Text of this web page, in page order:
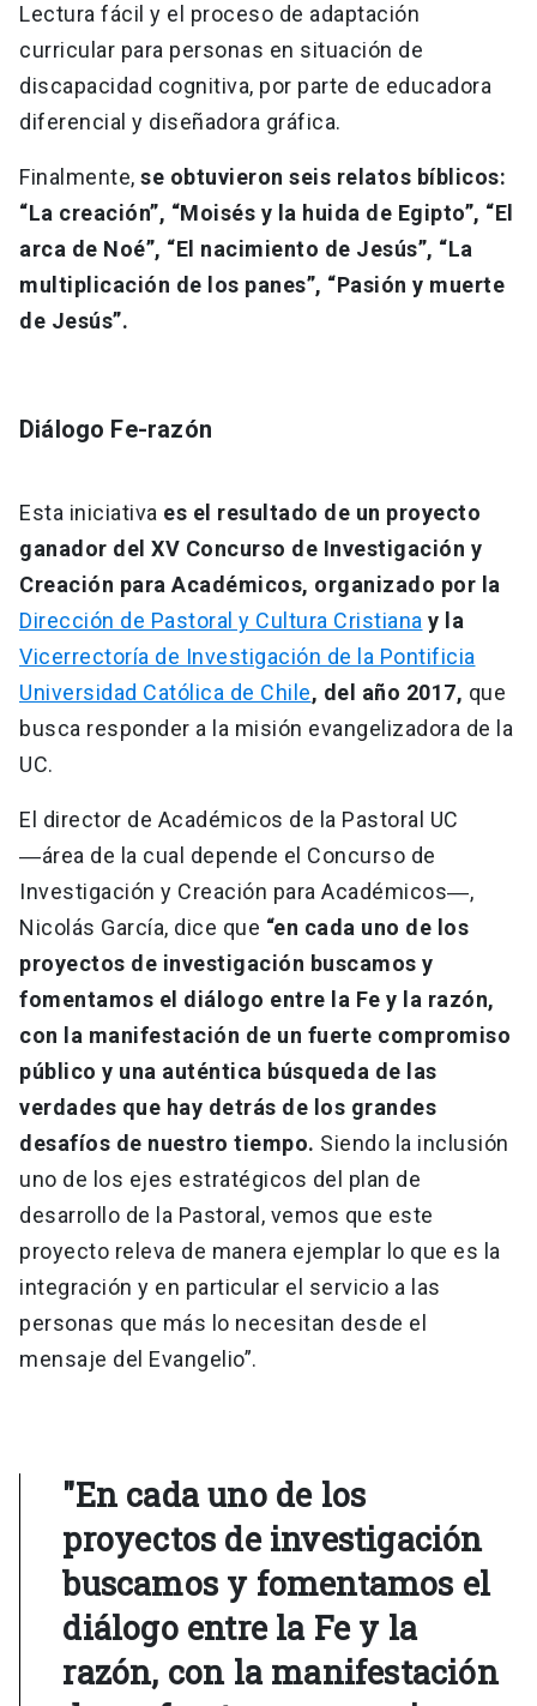
Lectura fácil y el proceso de adaptación
curricular para personas en situación de
discapacidad cognitiva, por parte de educadora
diferencial y diseñadora gráfica.
Finalmente, se obtuvieron seis relatos bíblicos:
“La creación”, “Moisés y la huida de Egipto”, “El
arca de Noé”, “El nacimiento de Jesús”, “La
multiplicación de los panes”, “Pasión y muerte
de Jesús”.
Diálogo Fe-razón
Esta iniciativa es el resultado de un proyecto
ganador del XV Concurso de Investigación y
Creación para Académicos, organizado por la
Dirección de Pastoral y Cultura Cristiana y la
Vicerrectoría de Investigación de la Pontificia
Universidad Católica de Chile, del año 2017, que
busca responder a la misión evangelizadora de la
UC.
El director de Académicos de la Pastoral UC
―área de la cual depende el Concurso de
Investigación y Creación para Académicos―,
Nicolás García, dice que “en cada uno de los
proyectos de investigación buscamos y
fomentamos el diálogo entre la Fe y la razón,
con la manifestación de un fuerte compromiso
público y una auténtica búsqueda de las
verdades que hay detrás de los grandes
desafíos de nuestro tiempo. Siendo la inclusión
uno de los ejes estratégicos del plan de
desarrollo de la Pastoral, vemos que este
proyecto releva de manera ejemplar lo que es la
integración y en particular el servicio a las
personas que más lo necesitan desde el
mensaje del Evangelio”.
"En cada uno de los
proyectos de investigación
buscamos y fomentamos el
diálogo entre la Fe y la
razón, con la manifestación